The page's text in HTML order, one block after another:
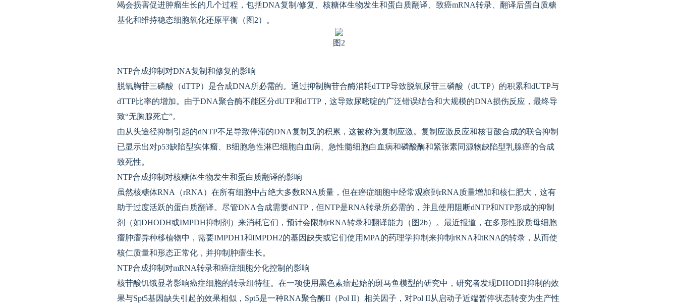
竭会损害促进肿瘤生长的几个过程，包括DNA复制/修复、核糖体生物发生和蛋白质翻译、致癌mRNA转录、翻译后蛋白质糖
基化和维持稳态细胞氧化还原平衡（图2）。
图2
NTP合成抑制对DNA复制和修复的影响
脱氧胸苷三磷酸（dTTP）是合成DNA所必需的。通过抑制胸苷合酶消耗dTTP导致脱氧尿苷三磷酸（dUTP）的积累和dUTP与
dTTP比率的增加。由于DNA聚合酶不能区分dUTP和dTTP，这导致尿嘧啶的广泛错误结合和大规模的DNA损伤反应，最终导
致“无胸腺死亡”。
由从头途径抑制引起的dNTP不足导致停滞的DNA复制叉的积累，这被称为复制应激。复制应激反应和核苷酸合成的联合抑制
已显示出对p53缺陷型实体瘤、B细胞急性淋巴细胞白血病、急性髓细胞白血病和磷酸酶和紧张素同源物缺陷型乳腺癌的合成
致死性。
NTP合成抑制对核糖体生物发生和蛋白质翻译的影响
虽然核糖体RNA（rRNA）在所有细胞中占绝大多数RNA质量，但在癌症细胞中经常观察到rRNA质量增加和核仁肥大，这有
助于过度活跃的蛋白质翻译。尽管DNA合成需要dNTP，但NTP是RNA转录所必需的，并且使用阻断dNTP和NTP形成的抑制
剂（如DHODH或IMPDH抑制剂）来消耗它们，预计会限制rRNA转录和翻译能力（图2b）。最近报道，在多形性胶质母细胞
瘤肿瘤异种移植物中，需要IMPDH1和IMPDH2的基因缺失或它们使用MPA的药理学抑制来抑制rRNA和tRNA的转录，从而使
核仁质量和形态正常化，并抑制肿瘤生长。
NTP合成抑制对mRNA转录和癌症细胞分化控制的影响
核苷酸饥饿显著影响癌症细胞的转录组特征。在一项使用黑色素瘤起始的斑马鱼模型的研究中，研究者发现DHODH抑制的效
果与Spt5基因缺失引起的效果相似，Spt5是一种RNA聚合酶II（Pol II）相关因子，对Pol II从启动子近端暂停状态转变为生产性